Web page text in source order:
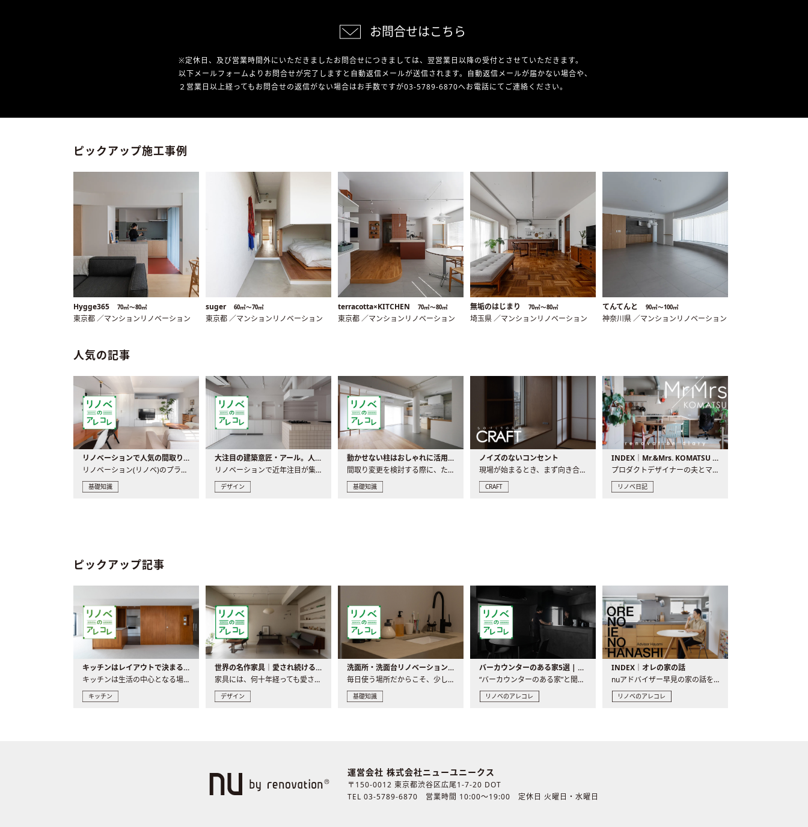
お問合せはこちら
※定休日、及び営業時間外にいただきましたお問合せにつきましては、翌営業日以降の受付とさせていただきます。
以下メールフォームよりお問合せが完了しますと自動返信メールが送信されます。自動返信メールが届かない場合や、
２営業日以上経ってもお問合せの返信がない場合はお手数ですが03-5789-6870へお電話にてご連絡ください。
ピックアップ施工事例
Hygge365 70㎡〜80㎡
東京都 ／マンションリノベーション
suger 60㎡〜70㎡
東京都 ／マンションリノベーション
terracotta×KITCHEN 70㎡〜80㎡
東京都 ／マンションリノベーション
無垢のはじまり 70㎡〜80㎡
埼玉県 ／マンションリノベーション
てんてんと 90㎡〜100㎡
神奈川県 ／マンションリノベーション
人気の記事
リノベーションで人気の間取りとは？トレンドの間取りと実例を徹底解説
リノベーション(リノベ)のプランニングで一番最初に決めるのは..
基礎知識
大注目の建築意匠・アール。人気の理由と空間に取り入れるポイント
リノベーションで近年注目が集まる建築意匠の一つであるアール..
デザイン
動かせない柱はおしゃれに活用！柱を魅せるリノベーション(リノベ)4選
間取り変更を検討する際に、たびたび皆さんの頭を悩ませる動か..
基礎知識
ノイズのないコンセント
現場が始まるとき、まず向き合うものの一つがコンセントです..
CRAFT
INDEX｜Mr.&Mrs. KOMATSU renovation diary
プロダクトデザイナーの夫とマーチャンダイザーの妻が、夫婦で..
リノベ日記
ピックアップ記事
キッチンはレイアウトで決まる。後悔しないための考え方と選び方
キッチンは生活の中心となる場所だからこそ、家の中のどこに置..
キッチン
世界の名作家具｜愛され続ける理由と一生モノとの出会い方
家具には、何十年経っても愛され続ける「名作」と呼ばれるもの..
デザイン
洗面所・洗面台リノベーションの事例と間取りアイデア
毎日使う場所だからこそ、少しの間取りの工夫や素材の選び方で..
基礎知識
バーカウンターのある家5選 | 日常に馴染む“距離の近い”キッチンとは
“バーカウンターのある家”と聞くと、少し特別な、大人のための..
リノベのアレコレ
INDEX｜オレの家の話
nuアドバイザー早見の家の話を、全4話でお届け。リノベーションを..
リノベのアレコレ
運営会社 株式会社ニューユニークス
〒150-0012 東京都渋谷区広尾1-7-20 DOT
TEL 03-5789-6870 営業時間 10:00〜19:00 定休日 火曜日・水曜日